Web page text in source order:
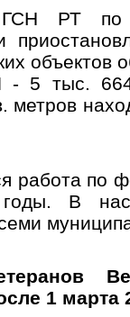
РТ по
5 тыс.
работа по
В
1 марта